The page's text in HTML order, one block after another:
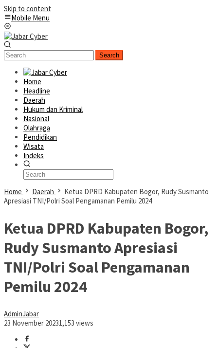
Skip to content
Mobile Menu
Search
Home
Headline
Daerah
Hukum dan Kriminal
Nasional
Olahraga
Pendidikan
Wisata
Indeks
Home Daerah
Ketua DPRD Kabupaten Bogor, Rudy Susmanto
Apresiasi TNI/Polri Soal Pengamanan Pemilu 2024
Ketua DPRD Kabupaten Bogor,
Rudy Susmanto Apresiasi
TNI/Polri Soal Pengamanan
Pemilu 2024
AdminJabar
23 November 20231,153 views